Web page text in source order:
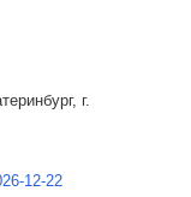
г.
12-22